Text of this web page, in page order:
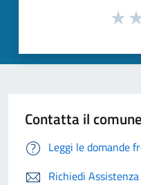
Contatta il comune
Leggi le domande
Richiedi Assistenza